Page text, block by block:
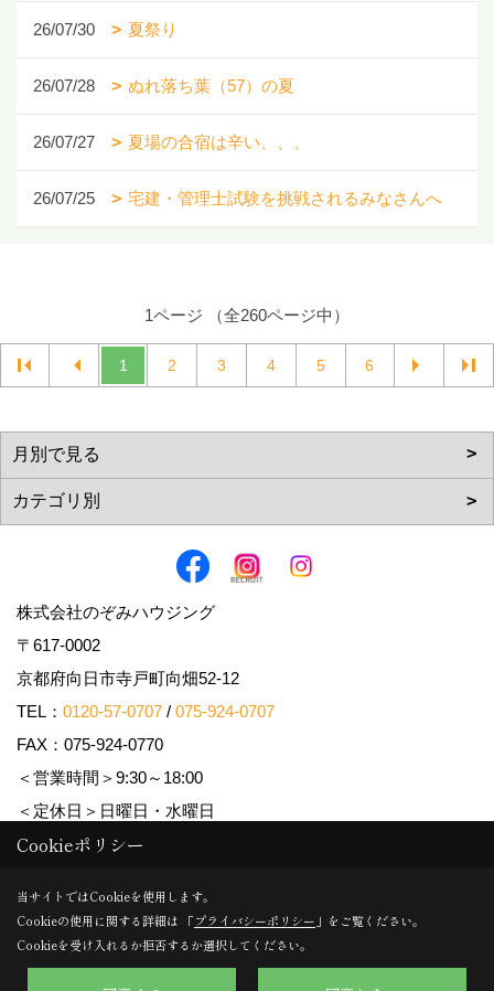
26/07/30 夏祭り
26/07/28 ぬれ落ち葉（57）の夏
26/07/27 夏場の合宿は辛い、、、
26/07/25 宅建・管理士試験を挑戦されるみなさんへ
1ページ （全260ページ中）
1 2 3 4 5 6
株式会社のぞみハウジング
〒617-0002
京都府向日市寺戸町向畑52-12
TEL： 0120-57-0707 / 075-924-0707
FAX：075-924-0770
＜営業時間＞9:30～18:00
＜定休日＞日曜日・水曜日
Copyright (c) Nozomi Housing. All Rights Reserved.
Produced byゴデスクリエイト
Cookieポリシー
当サイトではCookieを使用します。
Cookieの使用に関する詳細は 「プライバシーポリシー 」をご覧ください。
Cookieを受け入れるか拒否するか選択してください。